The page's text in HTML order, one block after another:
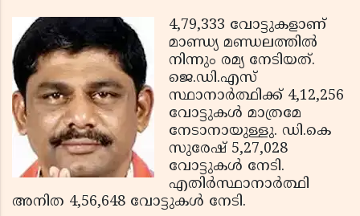
4,79,333 വോട്ടുകളാണ്
മാണ്ഡ്യ മണ്ഡലത്തില്‍
നിന്നും രമ്യ നേടിയത്.
ജെ.ഡി.എസ്
സ്ഥാനാര്‍ത്ഥിക്ക് 4,12,256
വോട്ടുകള്‍ മാത്രമേ
നേടാനായുള്ളു. ഡി.കെ
സുരേഷ് 5,27,028
വോട്ടുകള്‍ നേടി.
എതിര്‍സ്ഥാനാര്‍ത്ഥി
അനിത 4,56,648 വോട്ടുകള്‍ നേടി.